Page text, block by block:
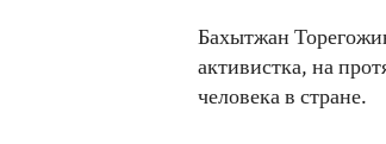
Бахытжан
активистка, на
человека в стране.